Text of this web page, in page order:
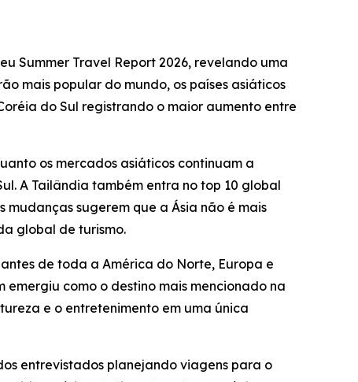
Summer Travel Report 2026, revelando uma
mais popular do mundo, os países asiáticos
do Sul registrando o maior aumento entre
os mercados asiáticos continuam a
A Tailândia também entra no top 10 global
sugerem que a Ásia não é mais
global de turismo.
de toda a América do Norte, Europa e
emergiu como o destino mais mencionado na
e o entretenimento em uma única
entrevistados planejando viagens para o